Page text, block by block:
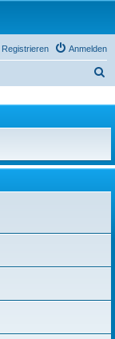
Anmelden
Registrieren
h